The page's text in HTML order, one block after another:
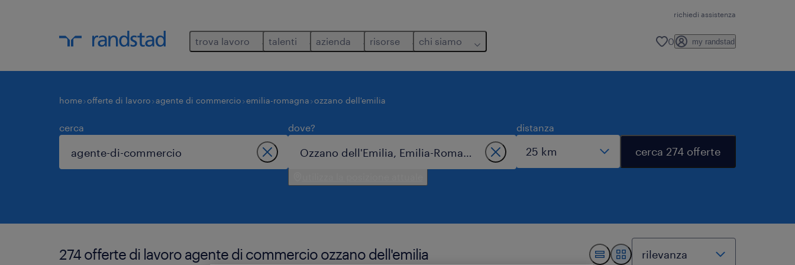
richiedi assistenza
trova lavoro talenti azienda risorse chi siamo 0 my randstad
home offerte di lavoro agente di commercio emilia-romagna ozzano dell'emilia
cerca dove? distanza
cerca 274 offerte
274 offerte di lavoro agente di commercio ozzano dell'emilia